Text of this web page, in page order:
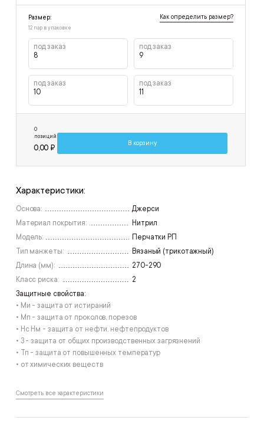
Размер: Как определить размер?
12 пар в упаковке
под заказ
8
под заказ
9
под заказ
10
под заказ
11
0
позиций
0,00 ₽
В корзину
Характеристики:
Основа:
Джерси
Материал покрытия:
Нитрил
Модель:
Перчатки РП
Тип манжеты:
Вязаный (трикотажный)
Длина (мм):
270-290
Класс риска:
2
Защитные свойства:
• Ми - защита от истираний
• Мп - защита от проколов, порезов
• Нс Нм - защита от нефти, нефтепродуктов
• З - защита от общих производственных загрязнений
• Тп - защита от повышенных температур
• от химических веществ
Смотреть все характеристики